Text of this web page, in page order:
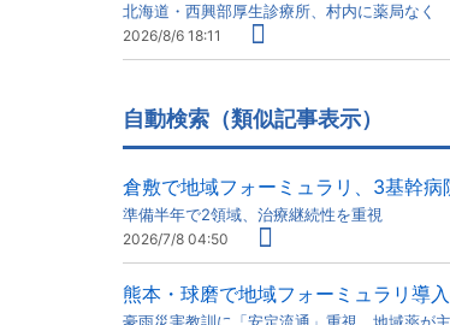
北海道・西興部厚生診療所、村内に薬局なく
2026/8/6 18:11
自動検索（類似記事表示）
倉敷で地域フォーミュラリ、3基幹病
準備半年で2領域、治療継続性を重視
2026/7/8 04:50
熊本・球磨で地域フォーミュラリ導